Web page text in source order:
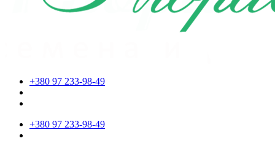
+380 97 233-98-49
+380 97 233-98-49